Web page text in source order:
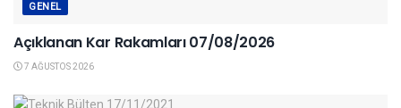
GENEL
Açıklanan Kar Rakamları 07/08/2026
7 AĞUSTOS 2026